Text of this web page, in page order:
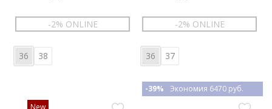
-2% ONLINE
36 38
-2% ONLINE
36 37
New
-39% Экономия 6470 руб.